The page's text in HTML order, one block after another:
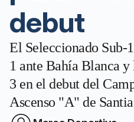
debut
El Seleccionado Sub-
1 ante Bahía Blanca
3 en el debut del
Ascenso "A" de